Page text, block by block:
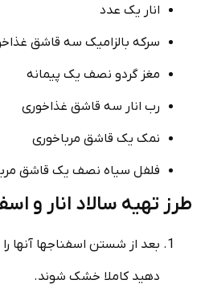
انار یک عدد
سرکه بالزامیک سه قاشق
مغز گردو نصف یک پیمانه
رب انار سه قاشق غذاخوری
نمک یک قاشق مرباخوری
فلفل سیاه نصف یک قاشق
طرز تهیه سالاد انار و
بعد از شستن اسفناج­ها آنها
دهید کاملا خشک شوند.